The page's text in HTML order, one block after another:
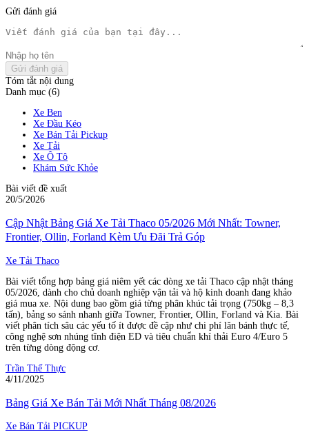
Gửi đánh giá
Gửi đánh giá
Tóm tắt nội dung
Danh mục (6)
Xe Ben
Xe Đầu Kéo
Xe Bán Tải Pickup
Xe Tải
Xe Ô Tô
Khám Sức Khỏe
Bài viết đề xuất
20/5/2026
Cập Nhật Bảng Giá Xe Tải Thaco 05/2026 Mới Nhất: Towner,
Frontier, Ollin, Forland Kèm Ưu Đãi Trả Góp
Xe Tải Thaco
Bài viết tổng hợp bảng giá niêm yết các dòng xe tải Thaco cập nhật tháng
05/2026, dành cho chủ doanh nghiệp vận tải và hộ kinh doanh đang khảo
giá mua xe. Nội dung bao gồm giá từng phân khúc tải trọng (750kg – 8,3
tấn), bảng so sánh nhanh giữa Towner, Frontier, Ollin, Forland và Kia. Bài
viết phân tích sâu các yếu tố ít được đề cập như chi phí lăn bánh thực tế,
công nghệ sơn nhúng tĩnh điện ED và tiêu chuẩn khí thải Euro 4/Euro 5
trên từng dòng động cơ.
Trần Thế Thực
4/11/2025
Bảng Giá Xe Bán Tải Mới Nhất Tháng 08/2026
Xe Bán Tải PICKUP